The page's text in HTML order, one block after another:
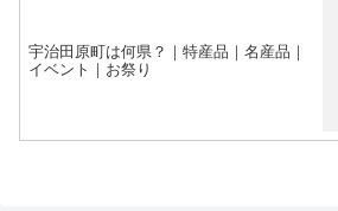
宇治田原町は何県？｜特産品｜名産品｜
イベント｜お祭り